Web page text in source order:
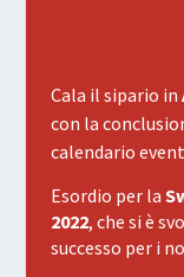
Cala il sipario in
con la
calendario
Esordio per la
2022, che si è
successo per i